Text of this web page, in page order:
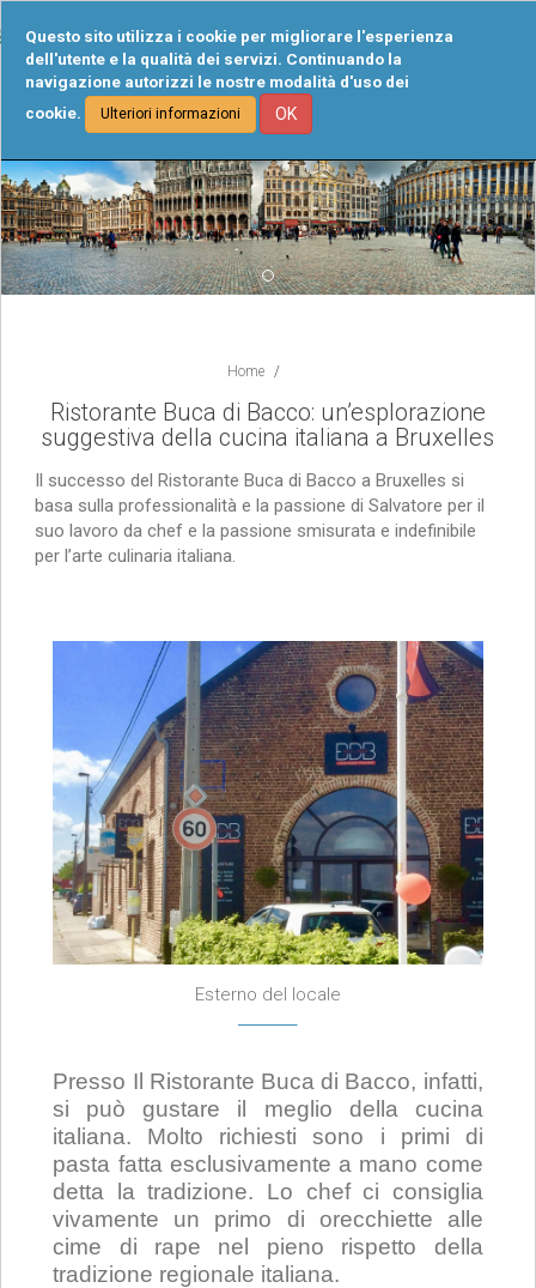
Questo sito utilizza i cookie per migliorare l'esperienza
dell'utente e la qualità dei servizi. Continuando la
navigazione autorizzi le nostre modalità d'uso dei
cookie.
Ulteriori informazioni OK
Home
Ristorante Buca di Bacco: un’esplorazione
suggestiva della cucina italiana a Bruxelles
Il successo del Ristorante Buca di Bacco a Bruxelles si
basa sulla professionalità e la passione di Salvatore per il
suo lavoro da chef e la passione smisurata e indefinibile
per l’arte culinaria italiana.
Esterno del locale
Presso Il Ristorante Buca di Bacco, infatti,
si può gustare il meglio della cucina
italiana. Molto richiesti sono i primi di
pasta fatta esclusivamente a mano come
detta la tradizione. Lo chef ci consiglia
vivamente un primo di orecchiette alle
cime di rape nel pieno rispetto della
tradizione regionale italiana.